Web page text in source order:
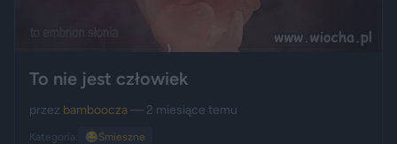
To nie jest człowiek
przez bamboocza — 2 miesiące temu
Kategoria: 😂Śmieszne